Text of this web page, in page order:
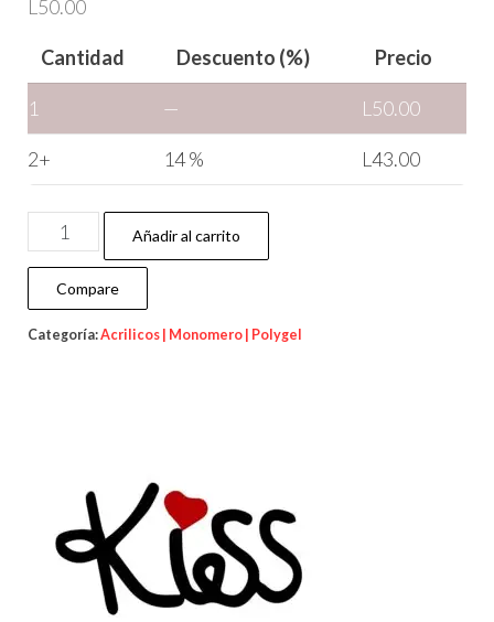
L 50.00
Cantidad Descuento (%) Precio
1 — L 50.00
2+ 14 % L 43.00
Añadir al carrito
Compare
Categoría:Acrilicos | Monomero | Polygel